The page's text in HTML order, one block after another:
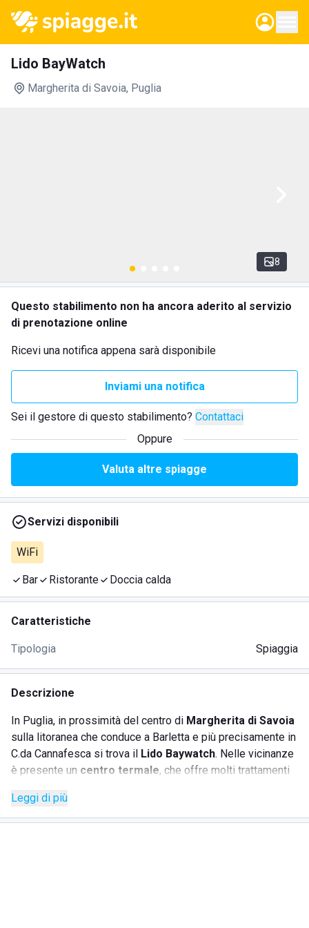
Lido BayWatch
Margherita di Savoia, Puglia
8
Questo stabilimento non ha ancora aderito al servizio
di prenotazione online
Ricevi una notifica appena sarà disponibile
Inviami una notifica
Sei il gestore di questo stabilimento? Contattaci
Oppure
Valuta altre spiagge
Servizi disponibili
WiFi
Bar Ristorante Doccia calda
Caratteristiche
Tipologia Spiaggia
Descrizione
In Puglia, in prossimità del centro di Margherita di Savoia
sulla litoranea che conduce a Barletta e più precisamente in
C.da Cannafesca si trova il Lido Baywatch. Nelle vicinanze
è presente un centro termale, che offre molti trattamenti
Questostabilimento balneare
posizione tranquilla, dove l'ampia spiaggia è formata da
Leggi di più